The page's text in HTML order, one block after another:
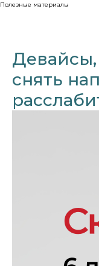
Полезные материалы
снять